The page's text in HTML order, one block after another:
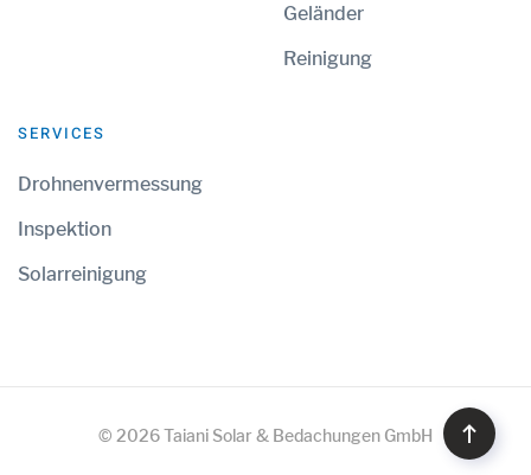
Geländer
Reinigung
SERVICES
Drohnenvermessung
Inspektion
Solarreinigung
© 2026Taiani Solar & Bedachungen GmbH